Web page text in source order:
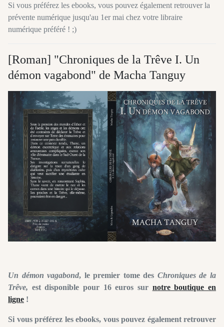
Si vous préférez les ebooks, vous pouvez également retrouver la
prévente numérique jusqu'au 1er mai chez votre libraire
numérique préféré ! ;)
[Roman] "Chroniques de la Trêve I. Un
démon vagabond" de Macha Tanguy
Un démon vagabond, le premier tome des Chroniques de la
Trêve, est disponible pour 16 euros sur notre boutique en
ligne !
Si vous préférez les ebooks, vous pouvez également retrouver